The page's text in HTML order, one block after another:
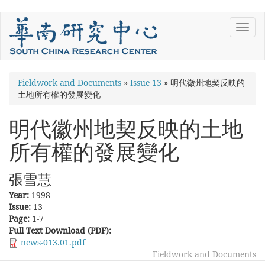
Skip
main
content
You
are
here
Fieldwork and Documents » Issue 13 » 明代徽州地契反映的
土地所有權的發展變化
明代徽州地契反映的土地
所有權的發展變化
張雪慧
Year: 1998
Issue: 13
Page: 1-7
Full Text Download (PDF):
news-013.01.pdf
Fieldwork and Documents